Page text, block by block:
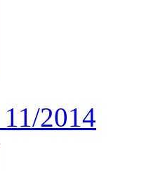
11/2014